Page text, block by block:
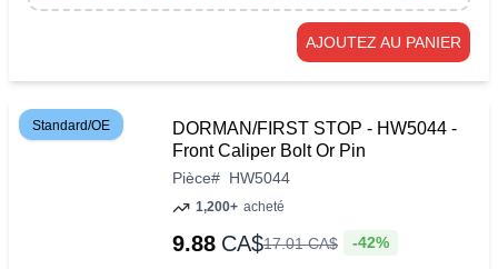
AJOUTEZ AU PANIER
Standard/OE
DORMAN/FIRST STOP - HW5044 -
Front Caliper Bolt Or Pin
Pièce# HW5044
1,200+ acheté
9.88 CA$17.01CA$ -42%